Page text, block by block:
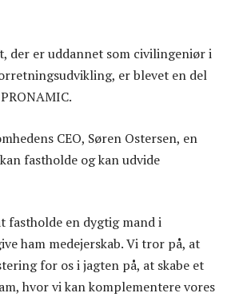
der er uddannet som civilingeniør i
er blevet en del
CEO, Søren Ostersen, en
fastholde og kan udvide
fastholde en dygtig mand i
ham medejerskab. Vi tror på, at
for os i jagten på, at skabe et
hvor vi kan komplementere vores